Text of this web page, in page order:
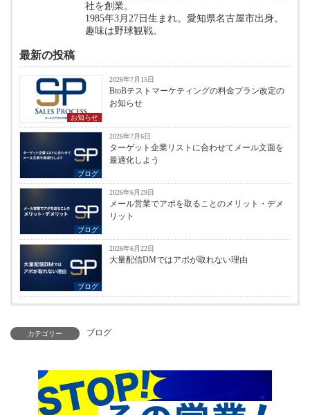
社を創業。
1985年3月27日生まれ。愛知県名古屋市出身。
趣味は野球観戦。
最新の投稿
お知らせ
2026年7月15日
BtoBテストマーケティングの料金プラン改定の
お知らせ
ブログ
2026年7月6日
ターゲット企業リストに合わせてメール文面を
最適化しよう
ブログ
2026年6月29日
メール営業でアポを取ることのメリット・デメ
リット
ブログ
2026年6月22日
大量配信DMではアポが取れない理由
カテゴリー ブログ